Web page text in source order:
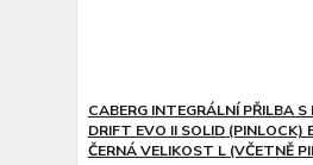
CABERG INTEGRÁLNÍ PŘILBA
DRIFT EVO II SOLID (PINLOCK)
ČERNÁ VELIKOST L (VČETNĚ